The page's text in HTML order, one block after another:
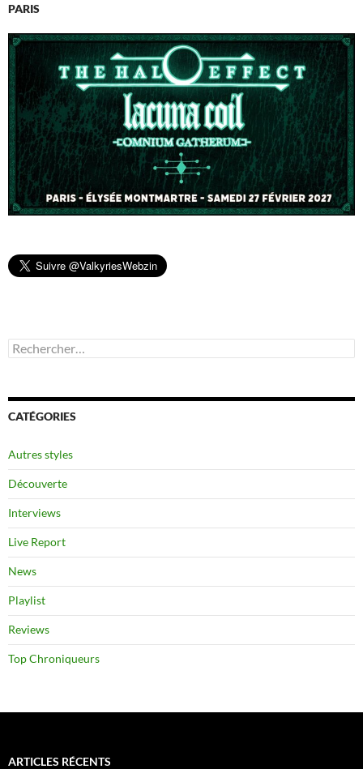
PARIS
Rechercher :
CATÉGORIES
Autres styles
Découverte
Interviews
Live Report
News
Playlist
Reviews
Top Chroniqueurs
ARTICLES RÉCENTS